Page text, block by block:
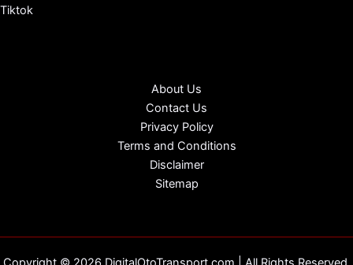
Tiktok
About Us
Contact Us
Privacy Policy
Terms and Conditions
Disclaimer
Sitemap